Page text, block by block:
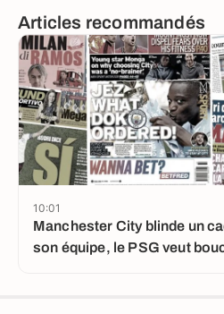
Articles recommandés
Manchester City blinde un
son équipe, le PSG veut
10:01